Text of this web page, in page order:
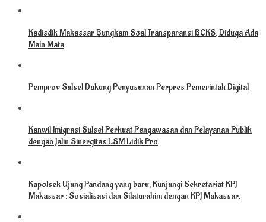
Kadisdik Makassar Bungkam Soal Transparansi BCKS, Diduga Ada
Main Mata
Pemprov Sulsel Dukung Penyusunan Perpres Pemerintah Digital
Kanwil Imigrasi Sulsel Perkuat Pengawasan dan Pelayanan Publik
dengan Jalin Sinergitas LSM Lidik Pro
Kapolsek Ujung Pandang yang baru, Kunjungi Sekretariat KPJ
Makassar : Sosialisasi dan Silaturahim dengan KPJ Makassar.